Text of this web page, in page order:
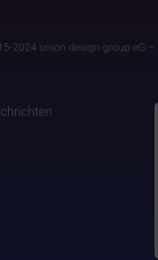
2024 union design group eG –